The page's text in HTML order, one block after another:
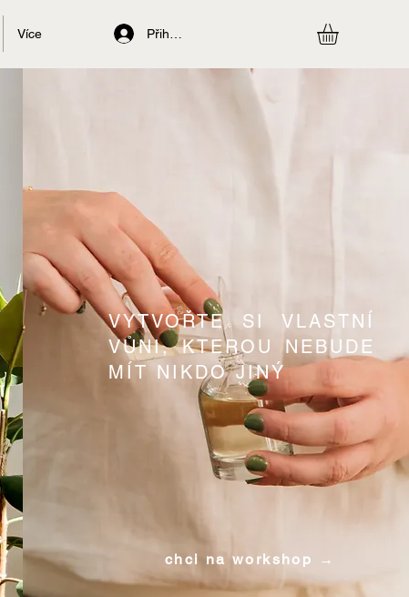
Více Přihlásit se
VYTVOŘTE SI VLASTNÍ
VŮNI, KTEROU NEBUDE
MÍT NIKDO JINÝ
chci na workshop →